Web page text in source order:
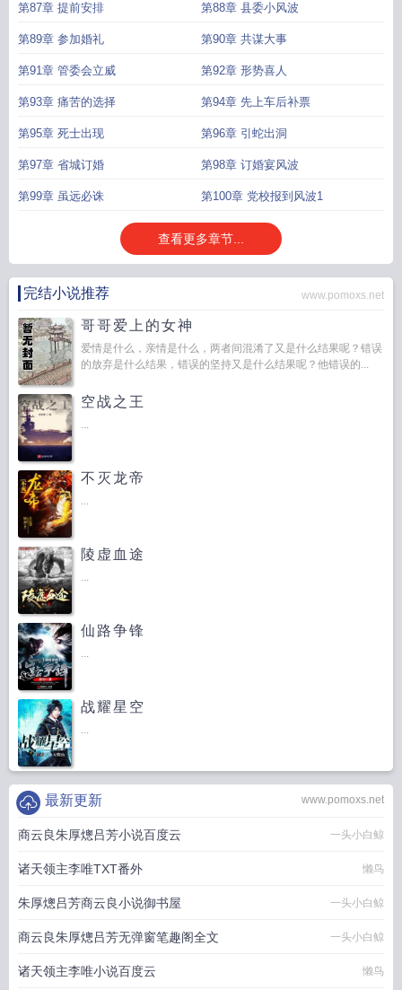
第87章 提前安排 第88章 县委小风波
第89章 参加婚礼 第90章 共谋大事
第91章 管委会立威 第92章 形势喜人
第93章 痛苦的选择 第94章 先上车后补票
第95章 死士出现 第96章 引蛇出洞
第97章 省城订婚 第98章 订婚宴风波
第99章 虽远必诛 第100章 党校报到风波1
查看更多章节...
完结小说推荐 www.pomoxs.net
哥哥爱上的女神
爱情是什么，亲情是什么，两者间混淆了又是什么结果呢？错误
的放弃是什么结果，错误的坚持又是什么结果呢？他错误的...
空战之王
...
不灭龙帝
...
陵虚血途
...
仙路争锋
...
战耀星空
...
www.pomoxs.net
最新更新
商云良朱厚熜吕芳小说百度云 一头小白鲸
诸天领主李唯TXT番外 懒鸟
朱厚熜吕芳商云良小说御书屋 一头小白鲸
商云良朱厚熜吕芳无弹窗笔趣阁全文 一头小白鲸
诸天领主李唯小说百度云 懒鸟